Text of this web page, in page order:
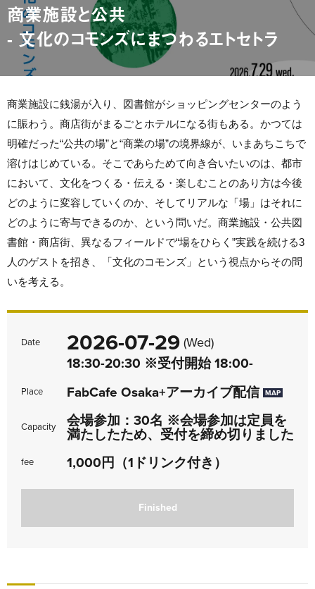
商業施設と公共
- 文化のコモンズにまつわるエトセトラ
商業施設に銭湯が入り、図書館がショッピングセンターのよう
に賑わう。商店街がまるごとホテルになる街もある。かつては
明確だった“公共の場”と“商業の場”の境界線が、いまあちこちで
溶けはじめている。そこであらためて向き合いたいのは、都市
において、文化をつくる・伝える・楽しむことのあり方は今後
どのように変容していくのか、そしてリアルな「場」はそれに
どのように寄与できるのか、という問いだ。商業施設・公共図
書館・商店街、異なるフィールドで“場をひらく”実践を続ける3
人のゲストを招き、「文化のコモンズ」という視点からその問
いを考える。
Date 2026-07-29 (Wed)
18:30-20:30 ※受付開始 18:00-
Place FabCafe Osaka+アーカイブ配信 MAP
Capacity
会場参加：30名 ※会場参加は定員を
満たしたため、受付を締め切りました
fee 1,000円（1ドリンク付き）
Finished